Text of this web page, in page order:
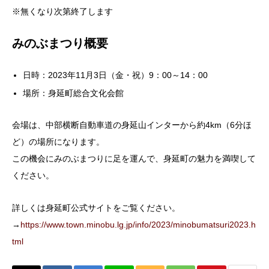
※無くなり次第終了します
みのぶまつり概要
日時：2023年11月3日（金・祝）9：00～14：00
場所：身延町総合文化会館
会場は、中部横断自動車道の身延山インターから約4km（6分ほ
ど）の場所になります。
この機会にみのぶまつりに足を運んで、身延町の魅力を満喫して
ください。
詳しくは身延町公式サイトをご覧ください。
→ https://www.town.minobu.lg.jp/info/2023/minobumatsuri2023.h
tml